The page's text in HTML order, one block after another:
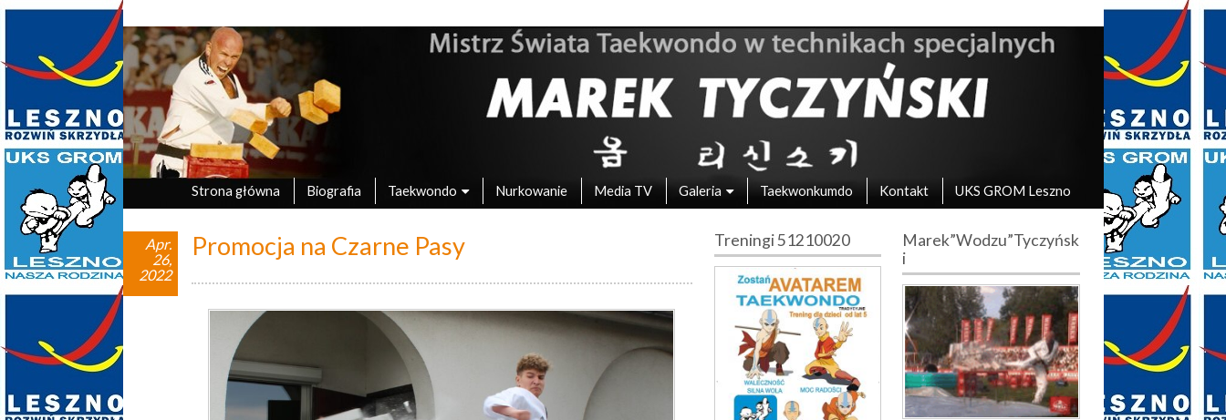
Marek Tyczyński – Mistrz Świata w Taekwondo
oficjalna strona UKS Grom Leszno
Strona główna Biografia Taekwondo Nurkowanie Media TV Galeria Taekwonkumdo Kontakt UKS GROM Leszno
Promocja na Czarne Pasy
Apr.
26,
2022
Treningi 51210020
Marek”Wodzu”Tyczyńsk
i